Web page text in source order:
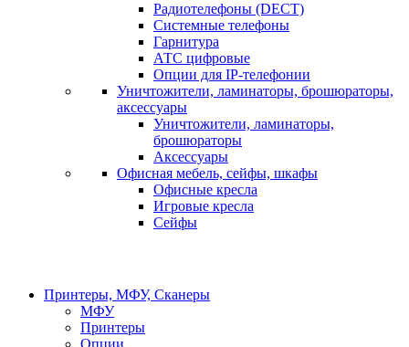
Радиотелефоны (DECT)
Системные телефоны
Гарнитура
АТС цифровые
Опции для IP-телефонии
Уничтожители, ламинаторы, брошюраторы,
аксессуары
Уничтожители, ламинаторы,
брошюраторы
Аксессуары
Офисная мебель, сейфы, шкафы
Офисные кресла
Игровые кресла
Сейфы
Принтеры, МФУ, Сканеры
МФУ
Принтеры
Опции